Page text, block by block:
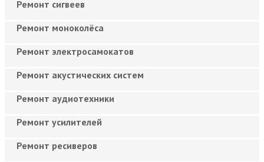
Ремонт сигвеев
Ремонт моноколёса
Ремонт электросамокатов
Ремонт акустических систем
Ремонт аудиотехники
Ремонт усилителей
Ремонт ресиверов